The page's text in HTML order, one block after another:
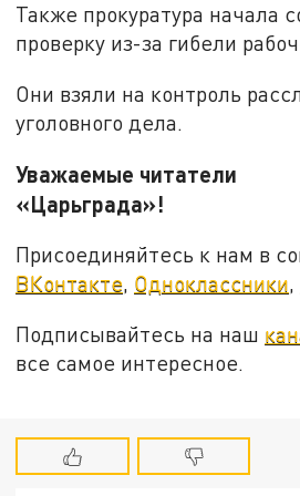
Также прокуратура начала
проверку из-за гибели
Они взяли на контроль
уголовного дела.
Уважаемые читатели
«Царьграда»!
Присоединяйтесь к нам в
ВКонтакте, Одноклассники,
Подписывайтесь на наш
все самое интересное.